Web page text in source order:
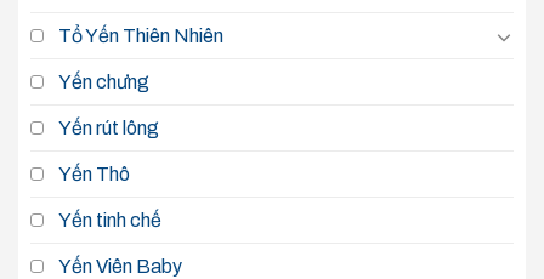
Tổ Yến Thiên Nhiên
Yến chưng
Yến rút lông
Yến Thô
Yến tinh chế
Yến Viên Baby